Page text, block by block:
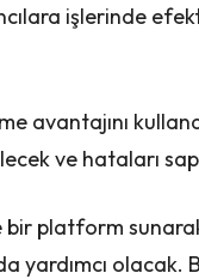
işlerinde
avantajını
ve hataları
bir platform
yardımcı olacak.